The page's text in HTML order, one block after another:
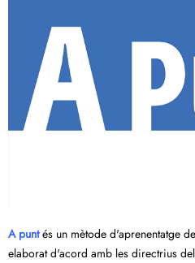
A puntés un mètode d'aprenentatge
elaborat d'acord amb les directrius